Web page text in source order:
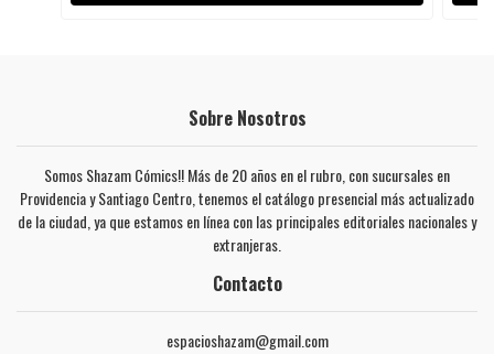
Sobre Nosotros
Somos Shazam Cómics!! Más de 20 años en el rubro, con sucursales en
Providencia y Santiago Centro, tenemos el catálogo presencial más actualizado
de la ciudad, ya que estamos en línea con las principales editoriales nacionales y
extranjeras.
Contacto
espacioshazam@gmail.com